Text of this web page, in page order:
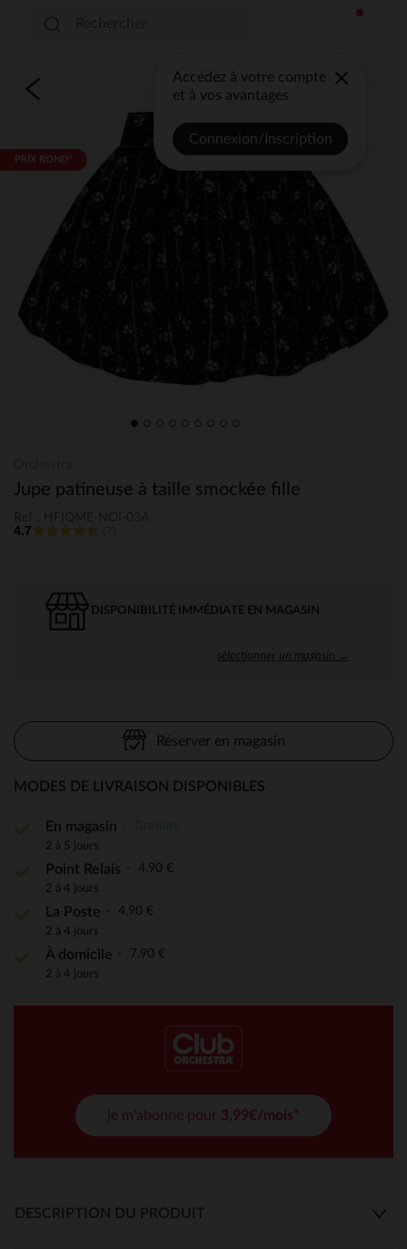
Accédez à votre compte
et à vos avantages
Connexion/Inscription
PRIX ROND*
Jupe patineuse à taille smockée fille
4.7
DISPONIBILITÉ IMMÉDIATE EN MAGASIN
sélectionner un magasin →
Réserver en magasin
MODES DE LIVRAISON DISPONIBLES
En magasin
2 à 5 jours
Point Relais 4,90 €
2 à 4 jours
La Poste 4,90 €
2 à 4 jours
À domicile 7,90 €
2 à 4 jours
je m'abonne pour 3,99€/mois*
DESCRIPTION DU PRODUIT